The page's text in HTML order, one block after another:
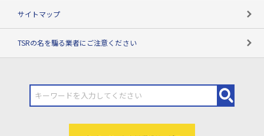
サイトマップ
TSRの名を騙る業者にご注意ください